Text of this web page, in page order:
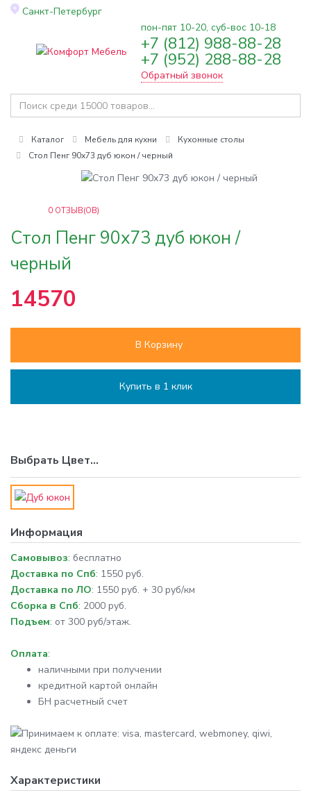
Санкт-Петербург
Toggle
пон-пят 10-20, суб-вос 10-18
+7 (812) 988-88-28
+7 (952) 288-88-28
Обратный звонок
Каталог Мебель для кухни
Кухонные столы
Стол Пенг 90х73 дуб юкон / черный
0 ОТЗЫВ(ОВ)
Стол Пенг 90х73 дуб юкон /
черный
14570
В Корзину
Купить в 1 клик
Выбрать Цвет...
Информация
Самовывоз: бесплатно
Доставка по Спб: 1550 руб.
Доставка по ЛО: 1550 руб. + 30 руб/км
Сборка в Спб: 2000 руб.
Подъем: от 300 руб/этаж.
Оплата:
наличными при получении
кредитной картой онлайн
БН расчетный счет
Характеристики